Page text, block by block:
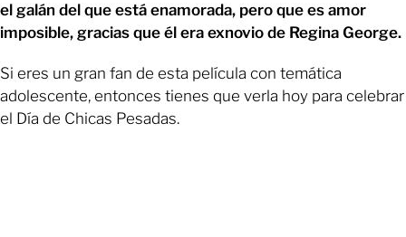
el galán del que está enamorada, pero que es amor
imposible, gracias que él era exnovio de Regina George.
Si eres un gran fan de esta película con temática
adolescente, entonces tienes que verla hoy para celebrar
el Día de Chicas Pesadas.